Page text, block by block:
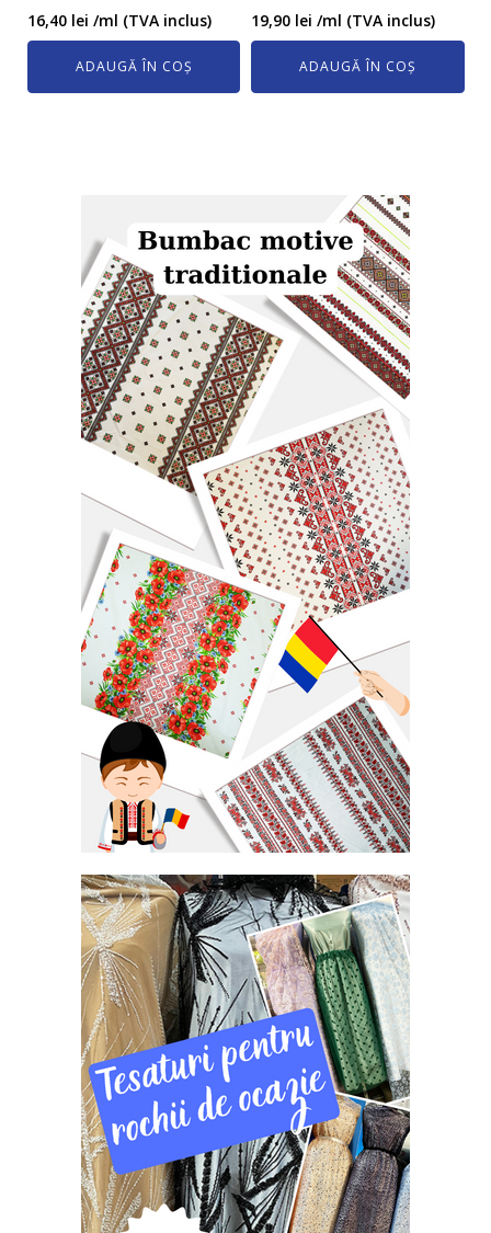
16,40 lei /ml (TVA inclus)
ADAUGĂ ÎN COȘ
19,90 lei /ml (TVA inclus)
ADAUGĂ ÎN COȘ